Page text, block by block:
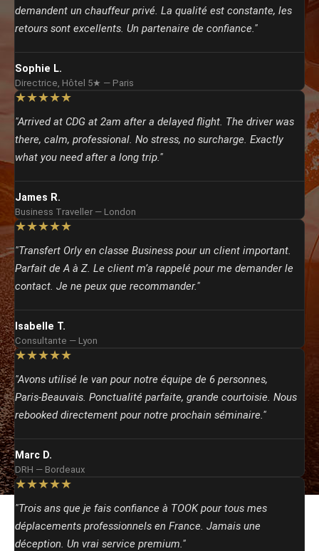
demandent un chauffeur privé. La qualité est constante, les
retours sont excellents. Un partenaire de confiance."
Sophie L.
Directrice, Hôtel 5★ — Paris
★★★★★
"Arrived at CDG at 2am after a delayed flight. The driver was
there, calm, professional. No stress, no surcharge. Exactly
what you need after a long trip."
James R.
Business Traveller — London
★★★★★
"Transfert Orly en classe Business pour un client important.
Parfait de A à Z. Le client m’a rappelé pour me demander le
contact. Je ne peux que recommander."
Isabelle T.
Consultante — Lyon
★★★★★
"Avons utilisé le van pour notre équipe de 6 personnes,
Paris‑Beauvais. Ponctualité parfaite, grande courtoisie. Nous
rebooked directement pour notre prochain séminaire."
Marc D.
DRH — Bordeaux
★★★★★
"Trois ans que je fais confiance à TOOK pour tous mes
déplacements professionnels en France. Jamais une
déception. Un vrai service premium."